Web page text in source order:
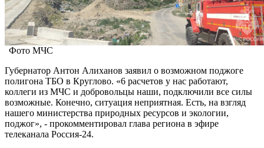
Фото МЧС
Губернатор Антон Алиханов заявил о возможном поджоге
полигона ТБО в Круглово. «6 расчетов у нас работают,
коллеги из МЧС и добровольцы наши, подключили все силы
возможные. Конечно, ситуация неприятная. Есть, на взгляд
нашего министерства природных ресурсов и экологии,
поджог», - прокомментировал глава региона в эфире
телеканала Россия-24.